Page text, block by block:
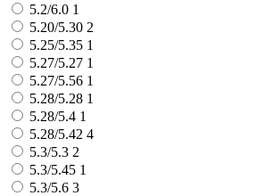
5.2/6.0 1
5.20/5.30 2
5.25/5.35 1
5.27/5.27 1
5.27/5.56 1
5.28/5.28 1
5.28/5.4 1
5.28/5.42 4
5.3/5.3 2
5.3/5.45 1
5.3/5.6 3